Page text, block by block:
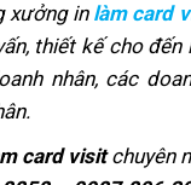
xưởng inlàm card
thiết kế cho đến
nhân, các
card visitchuyên